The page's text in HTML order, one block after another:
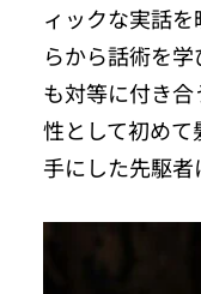
ィックな実話
らから話術を
も対等に付き
性として初め
手にした先駆者